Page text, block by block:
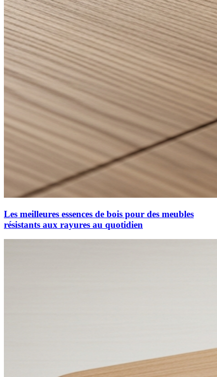
Les meilleures essences de bois pour des meubles
résistants aux rayures au quotidien